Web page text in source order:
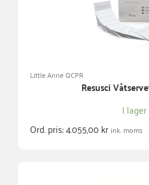
Little Anne QCPR
Resusci
I lager
Ord. pris:4.055,00kr ink. moms